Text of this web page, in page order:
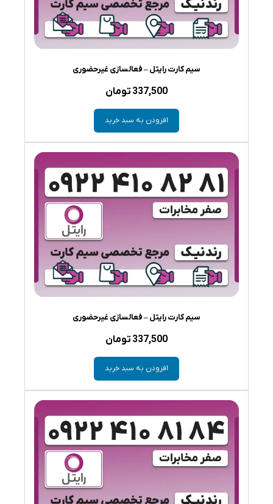
سیم کارت رایتل – فعالسازی غیرحضوری
337,500 تومان
افزودن به سبد خرید
سیم کارت رایتل – فعالسازی غیرحضوری
337,500 تومان
افزودن به سبد خرید